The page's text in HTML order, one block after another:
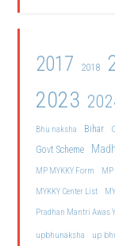
2017 2018
2023
Bhu naksha Bihar
Govt Scheme
MP MYKKY Form
MP
MYKKY Center List
Pradhan Mantri Awas
upbhunaksha up